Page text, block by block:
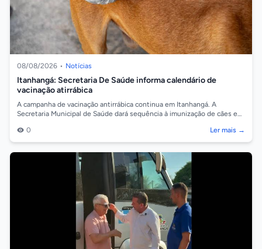
08/08/2026 • Notícias
Itanhangá: Secretaria De Saúde informa calendário de
vacinação atirrábica
A campanha de vacinação antirrábica continua em Itanhangá. A
Secretaria Municipal de Saúde dará sequência à imunização de cães e
0
Ler mais →